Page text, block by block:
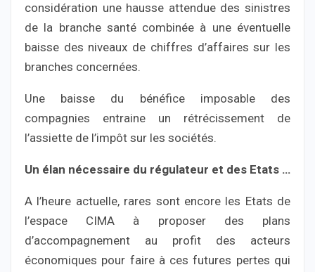
considération une hausse attendue des sinistres
de la branche santé combinée à une éventuelle
baisse des niveaux de chiffres d’affaires sur les
branches concernées.
Une baisse du bénéfice imposable des
compagnies entraine un rétrécissement de
l’assiette de l’impôt sur les sociétés.
Un élan nécessaire du régulateur et des Etats …
A l’heure actuelle, rares sont encore les Etats de
l’espace CIMA à proposer des plans
d’accompagnement au profit des acteurs
économiques pour faire à ces futures pertes qui